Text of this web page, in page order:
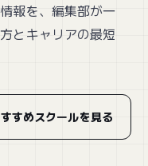
報を、編集部が一
とキャリアの最短
すめスクールを見る